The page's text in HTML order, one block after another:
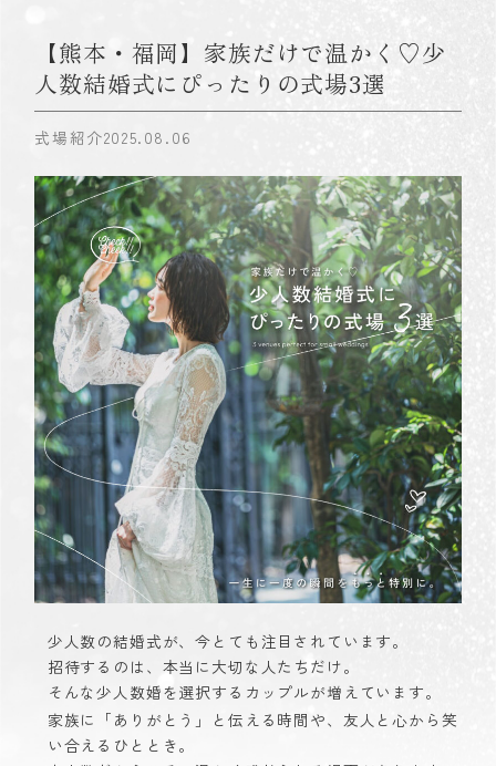
【熊本・福岡】家族だけで温かく♡少
人数結婚式にぴったりの式場3選
式場紹介2025.08.06
少人数の結婚式が、今とても注目されています。
招待するのは、本当に大切な人たちだけ。
そんな少人数婚を選択するカップルが増えています。
家族に「ありがとう」と伝える時間や、友人と心から笑
い合えるひととき。